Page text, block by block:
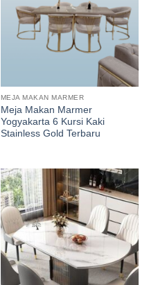
MEJA MAKAN MARMER
Meja Makan Marmer
Yogyakarta 6 Kursi Kaki
Stainless Gold Terbaru